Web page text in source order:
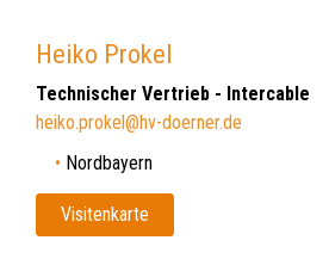
Heiko Prokel
Technischer Vertrieb - Intercable
heiko.prokel@hv-doerner.de
Nordbayern
Visitenkarte